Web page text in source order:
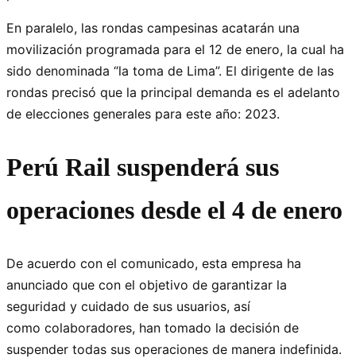
En paralelo, las rondas campesinas acatarán una
movilización programada para el 12 de enero, la cual ha
sido denominada “la toma de Lima”. El dirigente de las
rondas precisó que la principal demanda es el adelanto
de elecciones generales para este año: 2023.
Perú Rail suspenderá sus
operaciones desde el 4 de enero
De acuerdo con el comunicado, esta empresa ha
anunciado que con el objetivo de garantizar la
seguridad y cuidado de sus usuarios, así
como colaboradores, han tomado la decisión de
suspender todas sus operaciones de manera indefinida.